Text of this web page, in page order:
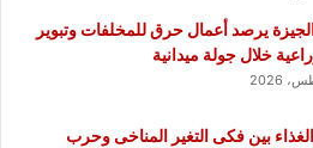
يرصد أعمال حرق للمخلفات وتبوير
خلال جولة ميدانية
بين فكى التغير المناخى وحرب